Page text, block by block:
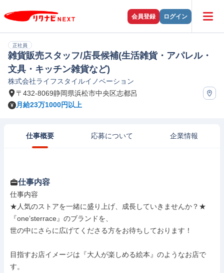
会員登録 ログイン
正社員
雑貨販売スタッフ/店長候補(生活雑貨・アパレル・
文具・キッチン雑貨など)
株式会社ライフスタイルイノベーション
〒432-8069静岡県浜松市中央区志都呂
月給23万1000円以上
仕事概要 応募について 企業情報
仕事内容
仕事内容
★人気のストアを一緒に盛り上げ、成長していきませんか？★
『one’sterrace』のブランドを、
世の中にさらに広げてくださる方をお待ちしております！
目指すお店イメージは『大人が楽しめる絵本』のようなお店で
す。